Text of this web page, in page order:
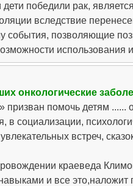
победили рак,
вследствие
события, позволяющие
использования
онкологические
помочь детям ......
в социализации,
встреч,
краеведа
и все это,наложит